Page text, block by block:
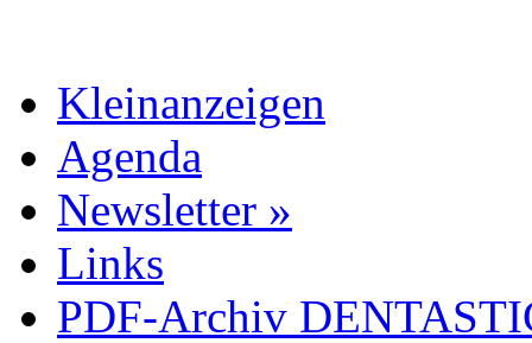
Kleinanzeigen
Agenda
Newsletter »
Links
PDF-Archiv